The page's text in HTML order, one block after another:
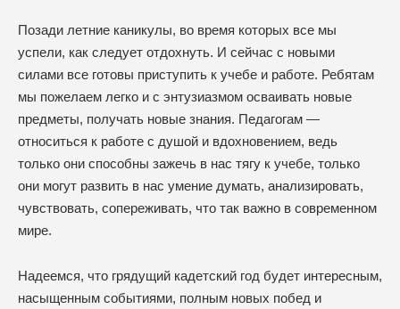
Позади летние каникулы, во время которых все мы
успели, как следует отдохнуть. И сейчас с новыми
силами все готовы приступить к учебе и работе. Ребятам
мы пожелаем легко и с энтузиазмом осваивать новые
предметы, получать новые знания. Педагогам —
относиться к работе с душой и вдохновением, ведь
только они способны зажечь в нас тягу к учебе, только
они могут развить в нас умение думать, анализировать,
чувствовать, сопереживать, что так важно в современном
мире.
Надеемся, что грядущий кадетский год будет интересным,
насыщенным событиями, полным новых побед и